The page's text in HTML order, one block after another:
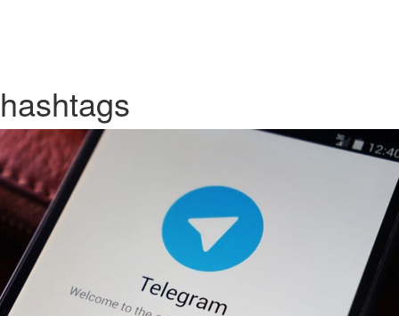
hashtags